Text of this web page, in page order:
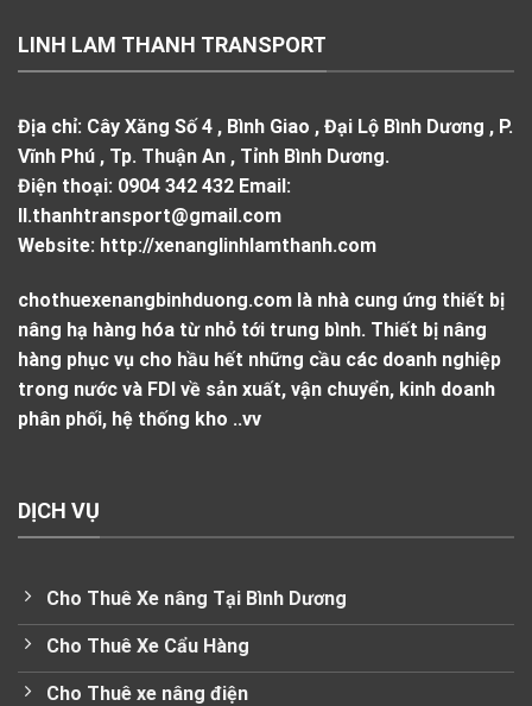
LINH LAM THANH TRANSPORT
Địa chỉ: Cây Xăng Số 4 , Bình Giao , Đại Lộ Bình Dương , P.
Vĩnh Phú , Tp. Thuận An , Tỉnh Bình Dương.
Điện thoại: 0904 342 432 Email:
ll.thanhtransport@gmail.com
Website: http://xenanglinhlamthanh.com
chothuexenangbinhduong.com là nhà cung ứng thiết bị
nâng hạ hàng hóa từ nhỏ tới trung bình. Thiết bị nâng
hàng phục vụ cho hầu hết những cầu các doanh nghiệp
trong nước và FDI về sản xuất, vận chuyển, kinh doanh
phân phối, hệ thống kho ..vv
DỊCH VỤ
Cho Thuê Xe nâng Tại Bình Dương
Cho Thuê Xe Cẩu Hàng
Cho Thuê xe nâng điện